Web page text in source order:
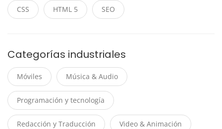
CSS HTML 5 SEO
Categorías industriales
Móviles Música & Audio
Programación y tecnología
Redacción y Traducción Video & Animación